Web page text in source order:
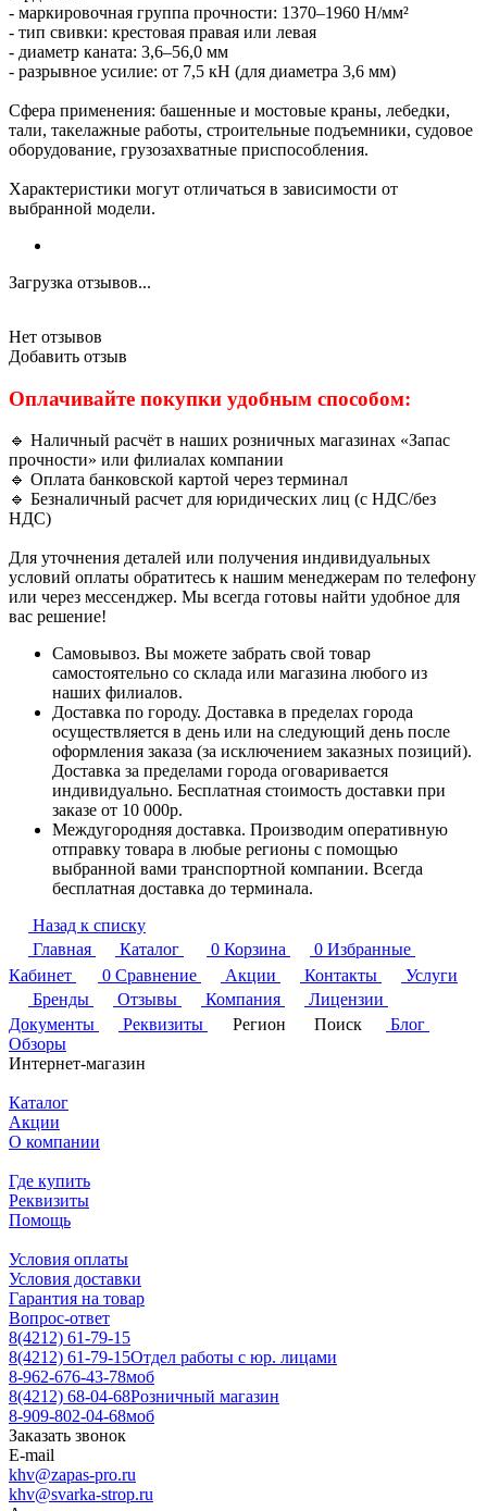
- маркировочная группа прочности: 1370–1960 Н/мм²
- тип свивки: крестовая правая или левая
- диаметр каната: 3,6–56,0 мм
- разрывное усилие: от 7,5 кН (для диаметра 3,6 мм)
Сфера применения: башенные и мостовые краны, лебедки,
тали, такелажные работы, строительные подъемники, судовое
оборудование, грузозахватные приспособления.
Характеристики могут отличаться в зависимости от
выбранной модели.
Загрузка отзывов...
Нет отзывов
Добавить отзыв
Оплачивайте покупки удобным способом:
🔹 Наличный расчёт в наших розничных магазинах «Запас
прочности» или филиалах компании
🔹 Оплата банковской картой через терминал
🔹 Безналичный расчет для юридических лиц (с НДС/без
НДС)
Для уточнения деталей или получения индивидуальных
условий оплаты обратитесь к нашим менеджерам по телефону
или через мессенджер. Мы всегда готовы найти удобное для
вас решение!
Самовывоз. Вы можете забрать свой товар
самостоятельно со склада или магазина любого из
наших филиалов.
Доставка по городу. Доставка в пределах города
осуществляется в день или на следующий день после
оформления заказа (за исключением заказных позиций).
Доставка за пределами города оговаривается
индивидуально. Бесплатная стоимость доставки при
заказе от 10 000р.
Междугородняя доставка. Производим оперативную
отправку товара в любые регионы с помощью
выбранной вами транспортной компании. Всегда
бесплатная доставка до терминала.
Назад к списку
Главная
Каталог 0 Корзина 0 Избранные
Кабинет
0 Сравнение Акции Контакты
Услуги
Бренды
Отзывы Компания
Лицензии
Документы
Реквизиты Регион Поиск
Блог
Обзоры
Интернет-магазин
Каталог
Акции
О компании
Где купить
Реквизиты
Помощь
Условия оплаты
Условия доставки
Гарантия на товар
Вопрос-ответ
8(4212) 61-79-15
8(4212) 61-79-15Отдел работы с юр. лицами
8-962-676-43-78моб
8(4212) 68-04-68Розничный магазин
8-909-802-04-68моб
Заказать звонок
E-mail
khv@zapas-pro.ru
khv@svarka-strop.ru